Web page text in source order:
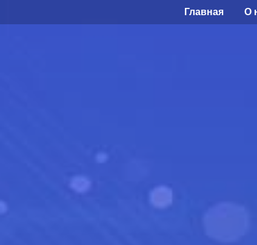
Главная О